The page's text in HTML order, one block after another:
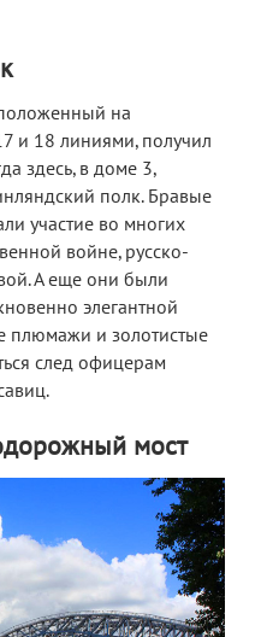
на
и 18 линиями, получил
здесь, в доме 3,
полк. Бравые
участие во многих
войне, русско-
А еще они были
элегантной
плюмажи и золотистые
след офицерам
мост